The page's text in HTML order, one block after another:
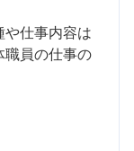
や仕事内容は
職員の仕事の